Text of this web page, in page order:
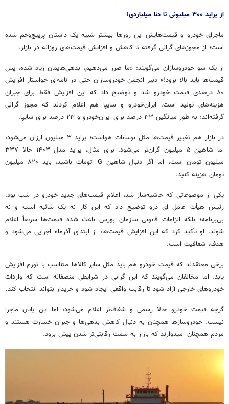
از پراید ۳۰۰ میلیونی تا دنا میلیاردی!
ماجرای خودرو و قیمت‌هایشاین روزها بیشتر شبیهیک داستان پرپیچ‌وخم شده
است؛ از مجوزهای گرانی گرفته تا کاهش و افزایش قیمت‌های روزانه در بازار.
از یک سو خودروسازان می‌گویند: «ما ضرر می‌دهیم، بدهی‌هایمان زیاد شده، پس
قیمت‌ها باید بالا برود!» دبیر انجمن خودروسازان حتی در نامه‌ای خواستار افزایش
۸۰ درصدی قیمت خودرو شد و توضیح داد که این افزایش فقط برای جبران
هزینه‌های تولید است. ایران‌خودرو و سایپا هم اعلام کردند که مجوز گرانی
گرفته‌اند؛ به طور میانگین ۳۳ درصد برای ایران‌خودرو و ۲۳ درصد برای سایپا.
در بازار هم تغییر قیمت‌ها مثل نوسانات هواست؛ پراید ۳ میلیون ارزان می‌شود،
اما شاهین ۵ میلیون گران‌تر می‌شود. برای مثال، پراید مدل ۱۴۰۳ حالا ۳۳۷
میلیون تومان است، اما اگر دنبال شاهین G
اتومات
باشید، باید ۸۲۰ میلیون
تومان هزینه کنید.
یکی از موضوعاتی که حاشیه‌ساز شد، اعلام قیمت‌های جدید خودرو در شب بود.
رئیس هیأت عامل ای درو توضیح داد که این کار نه یک شائبه است و نه
بی‌برنامه؛ بلکه الزامات قانونی سازمان بورس باعث شده قیمت‌ها سریعاً اعلام
شوند. او تأکید کرد که این افزایش قیمت‌ها، از ابتدای آذرماه اجرایی می‌شود و
هدف، شفافیت است.
برخی معتقدند که قیمت خودرو هم باید مثل سایر کالاها متناسب با تورم افزایش
یابد. اما مخالفان می‌گویند که این گرانی در شرایطی منصفانه است که واردات
خودروهای خارجی آزاد شود تا رقابت واقعی ایجاد شود و خریدار بتواند انتخاب کند.
گرچه قیمت خودرو حالا رسمی و شفاف‌تر اعلام می‌شود، اما این پایان ماجرا
نیست. خودروسازها همچنان به دنبال کاهش بدهی‌ها و جبران خسارت هستند و
مردم همچنان امیدوارند که بازار به سمت رقابتی‌تر شدن پیش برود.